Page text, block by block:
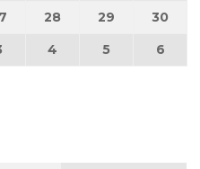
2026
27 augustus 2026
28 28 augustus 2026
29 29 30
2026
3 september 2026
4 4 september 2026
5 5 6